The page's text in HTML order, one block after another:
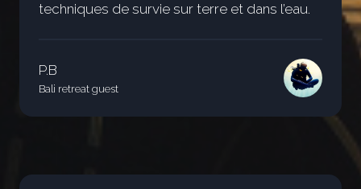
techniques de survie sur terre et dans l’eau.
P.B
Bali retreat guest